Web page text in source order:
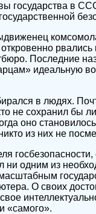
государства в
рвались
Последние
идеальную
в людях.
не сохранил бы
оно
из них не
госбезопасности,
ни одним из
О своих
«самого».